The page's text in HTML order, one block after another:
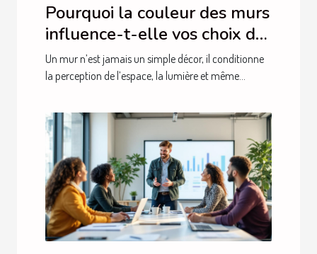
Pourquoi la couleur des murs
influence-t-elle vos choix de
mobilier ?
Un mur n’est jamais un simple décor, il conditionne
la perception de l’espace, la lumière et même...